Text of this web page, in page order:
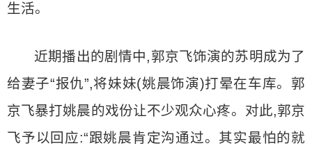
生活。
近期播出的剧情中,郭京飞饰演的苏明成为了
给妻子“报仇”,将妹妹(姚晨饰演)打晕在车库。郭
京飞暴打姚晨的戏份让不少观众心疼。对此,郭京
飞予以回应:“跟姚晨肯定沟通过。其实最怕的就